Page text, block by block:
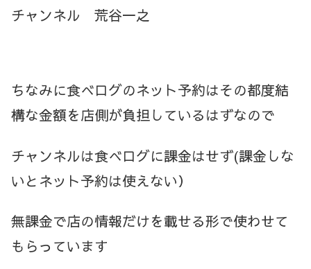
チャンネル 荒谷一之
ちなみに食べログのネット予約はその都度結
構な金額を店側が負担しているはずなので
チャンネルは食べログに課金はせず(課金しな
いとネット予約は使えない）
無課金で店の情報だけを載せる形で使わせて
もらっています